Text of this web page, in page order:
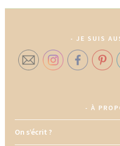
JE SUIS
À
On s’écrit ?